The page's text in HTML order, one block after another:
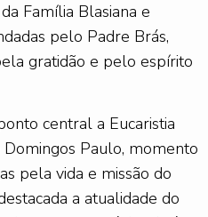
Família Blasiana e
pelo Padre Brás,
gratidão e pelo espírito
central a Eucaristia
Paulo, momento
pela vida e missão do
a atualidade do